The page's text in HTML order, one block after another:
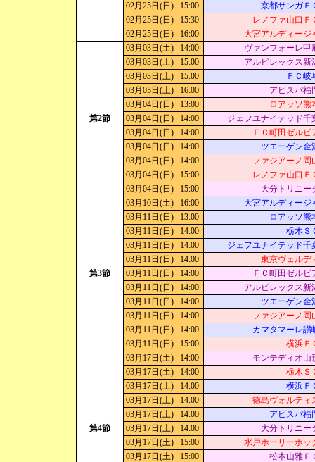
02月25日(日)
15:00
京都サンガＦ
02月25日(日)
15:30
レノファ山口Ｆ
02月25日(日)
16:00 大宮アルディージ
第2節
03月03日(土) 14:00
ヴァンフォーレ甲
03月03日(土)
15:00
アルビレックス新
03月03日(土)
15:00
ＦＣ岐
03月03日(土)
16:00
アビスパ福
03月04日(日)
13:00
ロアッソ熊
03月04日(日)
14:00
ジェフユナイテッド千
03月04日(日)
14:00
ＦＣ町田ゼルビ
03月04日(日)
14:00
ツエーゲン金
03月04日(日)
14:00
ファジアーノ岡
03月04日(日)
15:00
レノファ山口Ｆ
03月04日(日)
15:00 大分トリニー
第3節
03月10日(土) 16:00
大宮アルディージ
03月11日(日)
13:00
ロアッソ熊
03月11日(日)
14:00
栃木Ｓ
03月11日(日)
14:00
ジェフユナイテッド千
03月11日(日)
14:00
東京ヴェルデ
03月11日(日)
14:00
ＦＣ町田ゼルビ
03月11日(日)
14:00
アルビレックス新
03月11日(日)
14:00
ツエーゲン金
03月11日(日)
14:00
ファジアーノ岡
03月11日(日)
14:00
カマタマーレ讃
03月11日(日)
15:00 横浜Ｆ
第4節
03月17日(土) 14:00
モンテディオ山
03月17日(土)
14:00
栃木Ｓ
03月17日(土)
14:00
横浜Ｆ
03月17日(土)
14:00
徳島ヴォルティ
03月17日(土)
14:00
アビスパ福
03月17日(土)
14:00
大分トリニー
03月17日(土)
15:00
水戸ホーリーホッ
03月17日(土)
15:00
松本山雅Ｆ